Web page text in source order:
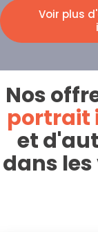
Voir plus
Nos
portrait
et
dans